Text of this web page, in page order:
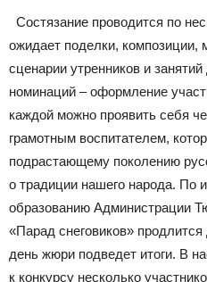
Состязание проводится по
ожидает поделки, композиции,
сценарии утренников и
номинаций – оформление
каждой можно проявить себя
грамотным воспитателем,
подрастающему поколению
о традиции нашего народа. По
образованию Администрации
«Парад снеговиков»
день жюри подведет итоги. В
к конкурсу несколько